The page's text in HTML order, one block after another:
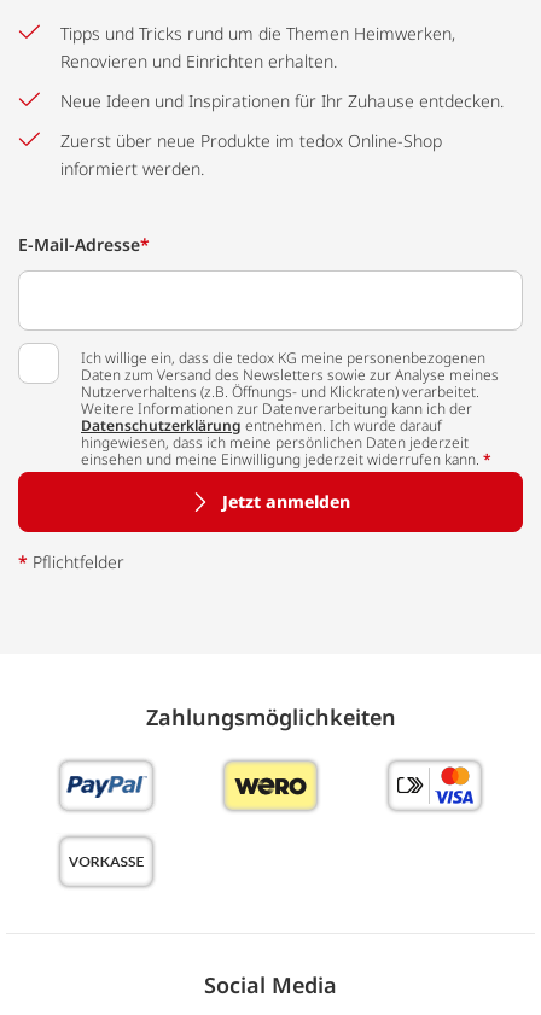
Tipps und Tricks rund um die Themen Heimwerken,
Renovieren und Einrichten erhalten.
Neue Ideen und Inspirationen für Ihr Zuhause entdecken.
Zuerst über neue Produkte im tedox Online-Shop
informiert werden.
E-Mail-Adresse*
Ich willige ein, dass die tedox KG meine personenbezogenen
Daten zum Versand des Newsletters sowie zur Analyse meines
Nutzerverhaltens (z.B. Öffnungs- und Klickraten) verarbeitet.
Weitere Informationen zur Datenverarbeitung kann ich der
Datenschutzerklärung entnehmen. Ich wurde darauf
hingewiesen, dass ich meine persönlichen Daten jederzeit
einsehen und meine Einwilligung jederzeit widerrufen kann. *
Jetzt anmelden
* Pflichtfelder
Zahlungs­möglich­keiten
Social Media